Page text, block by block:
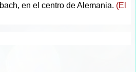
en el centro de Alemania. (El